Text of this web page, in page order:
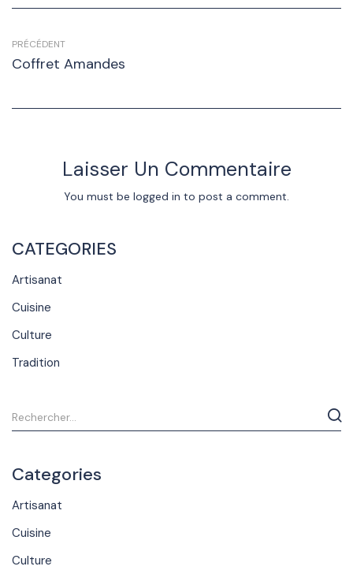
CATEGORIES
Artisanat
Cuisine
Culture
Tradition
Categories
Artisanat
Cuisine
Culture
PRÉCÉDENT
Coffret Amandes
Laisser Un Commentaire
You must be logged in to post a comment.